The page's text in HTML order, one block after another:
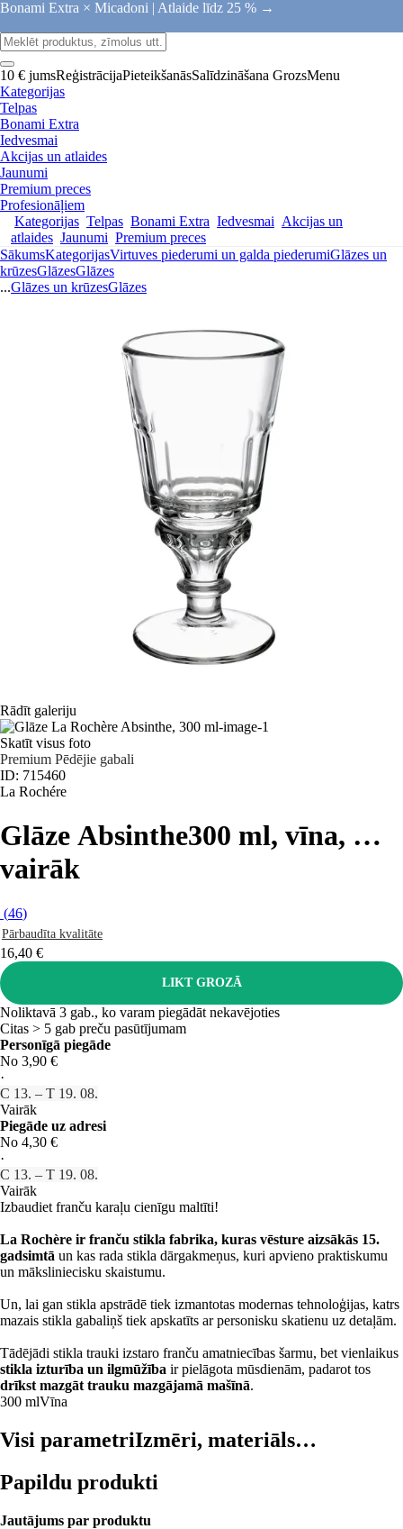
Bonami Extra × Micadoni | Atlaide līdz 25 % →
10 € jumsReģistrācijaPieteikšanāsSalīdzināšana GrozsMenu
Kategorijas
Telpas
Bonami Extra
Iedvesmai
Akcijas un atlaides
Jaunumi
Premium preces
Profesionāļiem
Kategorijas Telpas Bonami Extra Iedvesmai Akcijas un
atlaides Jaunumi Premium preces
SākumsKategorijasVirtuves piederumi un galda piederumiGlāzes un
krūzesGlāzesGlāzes
...Glāzes un krūzesGlāzes
Rādīt galeriju
Skatīt visus foto
Premium Pēdējie gabali
ID: 715460
La Rochére
Glāze Absinthe300 ml, vīna, …
vairāk
(46)
Pārbaudīta kvalitāte
16,40 €
LIKT GROZĀ
Noliktavā 3 gab., ko varam piegādāt nekavējoties
Citas > 5 gab preču pasūtījumam
Personīgā piegāde
No 3,90 €
·
C 13. – T 19. 08.
Vairāk
Piegāde uz adresi
No 4,30 €
·
C 13. – T 19. 08.
Vairāk
Izbaudiet franču karaļu cienīgu maltīti!
La Rochère ir franču stikla fabrika, kuras vēsture aizsākās 15.
gadsimtā un kas rada stikla dārgakmeņus, kuri apvieno praktiskumu
un māksliniecisku skaistumu.
Un, lai gan stikla apstrādē tiek izmantotas modernas tehnoloģijas, katrs
mazais stikla gabaliņš tiek apskatīts ar personisku skatienu uz detaļām.
Tādējādi stikla trauki izstaro franču amatniecības šarmu, bet vienlaikus
stikla izturība un ilgmūžība ir pielāgota mūsdienām, padarot tos
drīkst mazgāt trauku mazgājamā mašīnā.
300 mlVīna
Visi parametriIzmēri, materiāls…
Papildu produkti
Jautājums par produktu